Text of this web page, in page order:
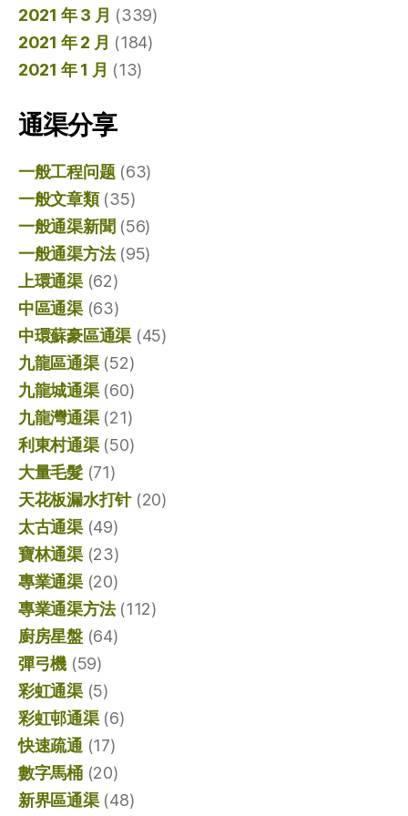
2021 年 3 月 (339)
2021 年 2 月 (184)
2021 年 1 月 (13)
通渠分享
一般工程问题(63)
一般文章類(35)
一般通渠新聞 (56)
一般通渠方法(95)
上環通渠(62)
中區通渠(63)
中環蘇豪區通渠 (45)
九龍區通渠(52)
九龍城通渠(60)
九龍灣通渠(21)
利東村通渠(50)
大量毛髮(71)
天花板漏水打针(20)
太古通渠(49)
寶林通渠(23)
專業通渠(20)
專業通渠方法(112)
廚房星盤(64)
彈弓機 (59)
彩虹通渠(5)
彩虹邨通渠(6)
快速疏通 (17)
數字馬桶(20)
新界區通渠(48)